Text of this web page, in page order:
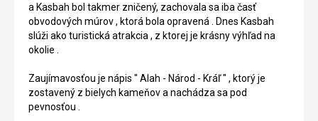
a Kasbah bol takmer zničený, zachovala sa iba časť
obvodových múrov , ktorá bola opravená . Dnes Kasbah
slúži ako turistická atrakcia , z ktorej je krásny výhľad na
okolie .
Zaujímavosťou je nápis " Alah - Národ - Kráľ " , ktorý je
zostavený z bielych kameňov a nachádza sa pod
pevnosťou .
Jedná
golfové
školiace
centrum
navrhnuté
skanzen
postavený
roku
1992